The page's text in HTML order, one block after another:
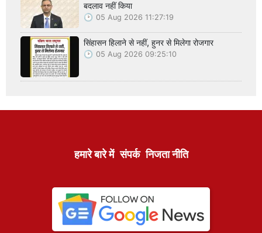
बदलाव नहीं किया
05 Aug 2026 11:27:19
सिंहासन हिलाने से नहीं, हुनर से मिलेगा रोजगार
05 Aug 2026 09:25:10
हमारे बारे में संपर्क निजता नीति